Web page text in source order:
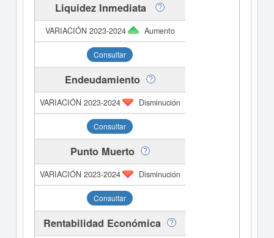
Liquidez Inmediata
Aumento
Consultar
Endeudamiento
Disminución
Consultar
Punto Muerto
Disminución
Consultar
Rentabilidad Económica